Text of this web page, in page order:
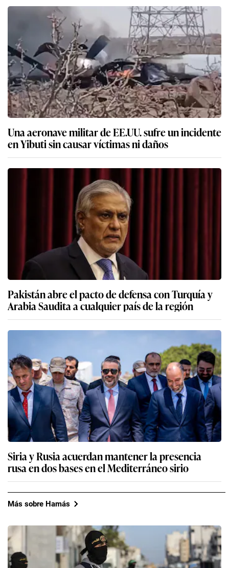
Una aeronave militar de EE.UU. sufre un incidente
en Yibuti sin causar víctimas ni daños
Pakistán abre el pacto de defensa con Turquía y
Arabia Saudita a cualquier país de la región
Siria y Rusia acuerdan mantener la presencia
rusa en dos bases en el Mediterráneo sirio
Más sobre Hamás